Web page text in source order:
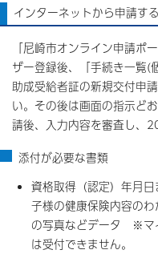
インターネットから申請す
「尼崎市オンライン申請ポ
ザー登録後、「手続き一覧(
助成受給者証の新規交付申
い。その後は画面の指示ど
請後、入力内容を審査し、
添付が必要な書類
資格取得（認定）年月
子様の健康保険内容のわ
の写真などデータ ※マ
は受付できません。